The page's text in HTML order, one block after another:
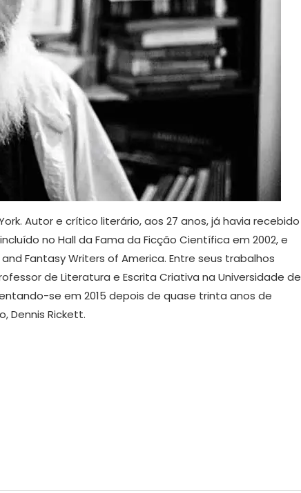
Autor e crítico literário, aos 27 anos, já havia recebido
no Hall da Fama da Ficção Científica em 2002, e
Fantasy Writers of America. Entre seus trabalhos
de Literatura e Escrita Criativa na Universidade de
se em 2015 depois de quase trinta anos de
Dennis Rickett.